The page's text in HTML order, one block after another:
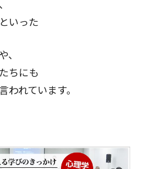
いった
ちにも
れています。